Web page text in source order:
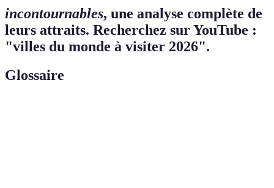
incontournables, une analyse complète de
leurs attraits. Recherchez sur YouTube :
"villes du monde à visiter 2026".
Glossaire